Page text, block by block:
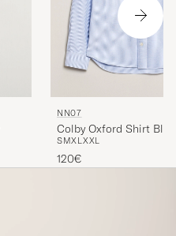
NN07
Colby Oxford Shirt
SMXLXXL
120€